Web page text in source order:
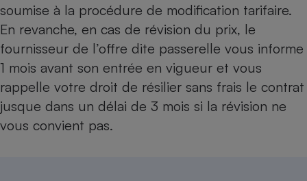
soumise à la procédure de modification tarifaire.
En revanche, en cas de révision du prix, le
fournisseur de l’offre dite passerelle vous informe
1 mois avant son entrée en vigueur et vous
rappelle votre droit de résilier sans frais le contrat
jusque dans un délai de 3 mois si la révision ne
vous convient pas.